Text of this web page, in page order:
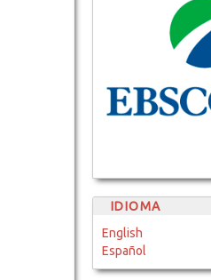
IDIOMA
English
Español